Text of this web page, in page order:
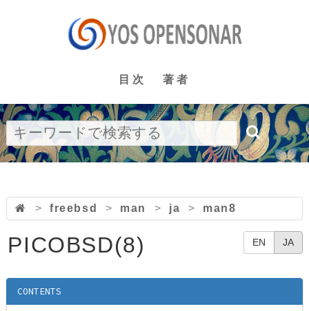
目次 著者
> freebsd > man > ja > man8
EN JA
PICOBSD(8)
CONTENTS